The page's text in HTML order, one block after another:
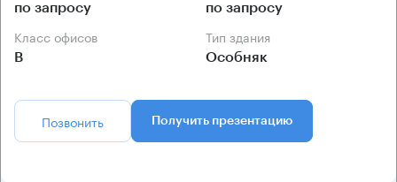
по запросу по запросу
Класс офисов
B
Тип здания
Особняк
Позвонить Получить презентацию